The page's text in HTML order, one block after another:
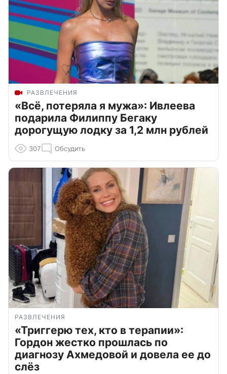
РАЗВЛЕЧЕНИЯ
«Всё, потеряла я мужа»: Ивлеева
подарила Филиппу Бегаку
дорогущую лодку за 1,2 млн рублей
307 Обсудить
РАЗВЛЕЧЕНИЯ
«Триггерю тех, кто в терапии»:
Гордон жестко прошлась по
диагнозу Ахмедовой и довела ее до
слёз